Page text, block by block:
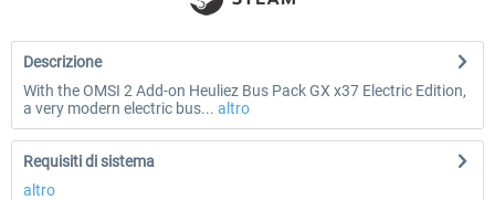
Descrizione
With the OMSI 2 Add-on Heuliez Bus Pack GX x37 Electric Edition,
a very modern electric bus... altro
Requisiti di sistema
altro